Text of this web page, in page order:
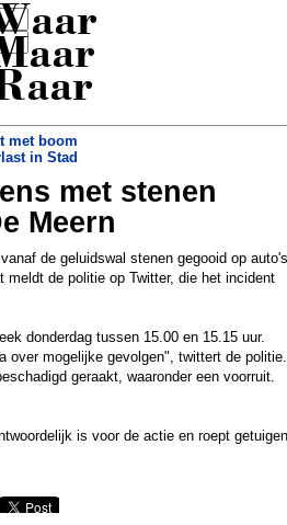
met boom
in Stad
SP zet hoofdkantoor Airbnb te huur op
Airbnb
»
met stenen
Meern
de geluidswal stenen gegooid op
meldt de politie op Twitter, die het incident
donderdag tussen 15.00 en 15.15 uur.
over mogelijke gevolgen", twittert de politie.
geraakt, waaronder een voorruit.
is voor de actie en roept